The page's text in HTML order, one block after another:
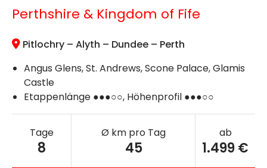
Perthshire & Kingdom of Fife
Pitlochry – Alyth – Dundee – Perth
Angus Glens, St. Andrews, Scone Palace, Glamis
Castle
Etappenlänge ●●●○○, Höhenprofil ●●●○○
Tage
8
Ø km pro Tag
45
ab
1.499 €